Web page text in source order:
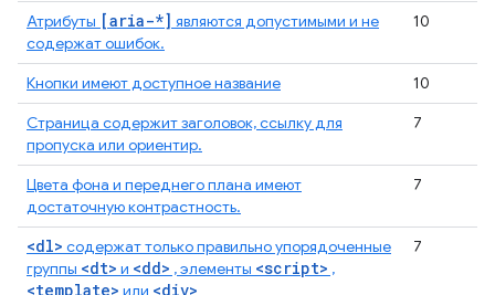
Атрибуты [aria-*] являются допустимыми и не
содержат ошибок.
10
Кнопки имеют доступное название
10
Страница содержит заголовок, ссылку для
пропуска или ориентир.
7
Цвета фона и переднего плана имеют
достаточную контрастность.
7
<dl> содержат только правильно упорядоченные
группы <dt> и <dd> , элементы <script> ,
<template> или <div>
7